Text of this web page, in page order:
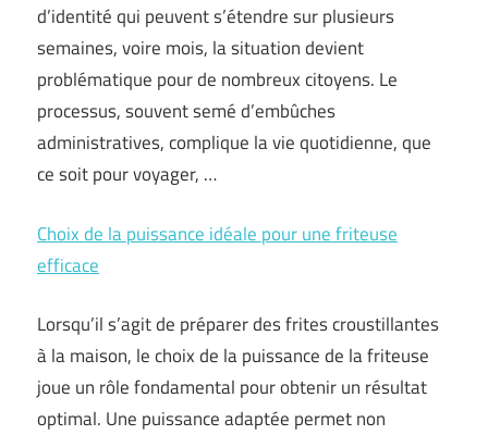
d’identité qui peuvent s’étendre sur plusieurs
semaines, voire mois, la situation devient
problématique pour de nombreux citoyens. Le
processus, souvent semé d’embûches
administratives, complique la vie quotidienne, que
ce soit pour voyager, …
Choix de la puissance idéale pour une friteuse
efficace
Lorsqu’il s’agit de préparer des frites croustillantes
à la maison, le choix de la puissance de la friteuse
joue un rôle fondamental pour obtenir un résultat
optimal. Une puissance adaptée permet non